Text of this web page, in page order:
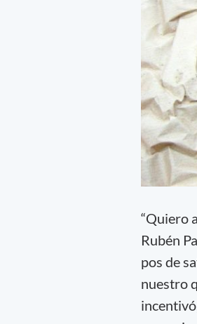
“Quiero
Rubén
pos de
nuestro